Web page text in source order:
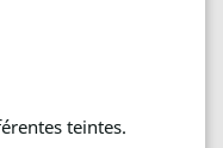
teintes.